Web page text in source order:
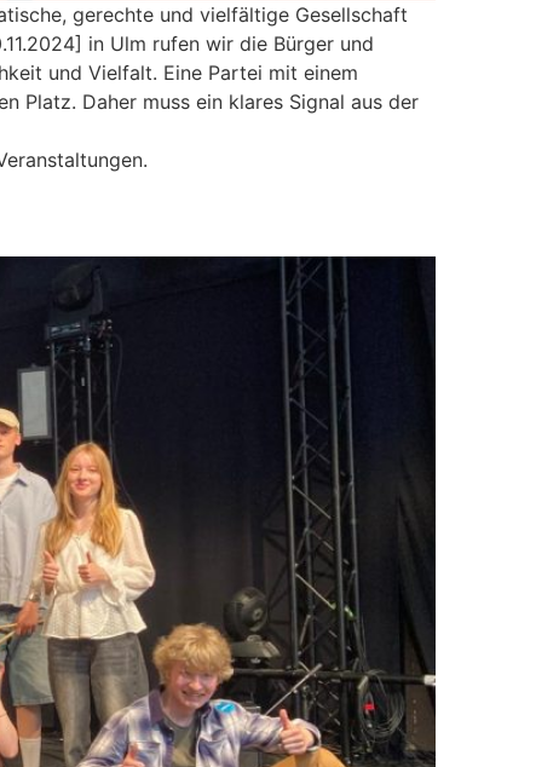
gerechte und vielfältige Gesellschaft
in Ulm rufen wir die Bürger und
und Vielfalt. Eine Partei mit einem
Platz. Daher muss ein klares Signal aus der